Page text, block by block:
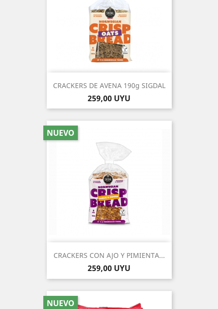
CRACKERS DE AVENA 190g SIGDAL
Precio
259,00 UYU
CRACKERS CON AJO Y PIMIENTA...
Precio
259,00 UYU
NUEVO
NUEVO